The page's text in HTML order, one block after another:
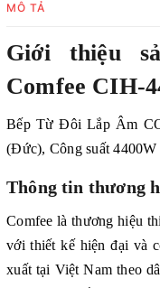
MÔ TẢ
Giới thiệu
Comfee CIH-
Bếp Từ Đôi Lắp Âm
(Đức), Công suất 4400W
Thông tin thương
Comfee là thương hiệu
với thiết kế hiện đại và
xuất tại Việt Nam theo